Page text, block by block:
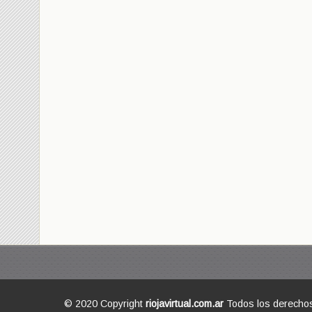
© 2020 Copyright riojavirtual.com.ar Todos los